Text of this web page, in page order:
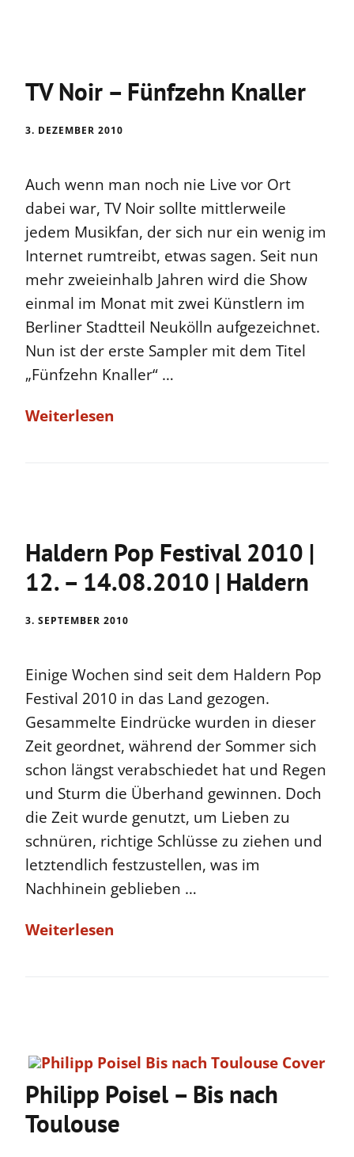
TV Noir – Fünfzehn Knaller
3. DEZEMBER 2010
Auch wenn man noch nie Live vor Ort
dabei war, TV Noir sollte mittlerweile
jedem Musikfan, der sich nur ein wenig im
Internet rumtreibt, etwas sagen. Seit nun
mehr zweieinhalb Jahren wird die Show
einmal im Monat mit zwei Künstlern im
Berliner Stadtteil Neukölln aufgezeichnet.
Nun ist der erste Sampler mit dem Titel
„Fünfzehn Knaller“ …
Weiterlesen
Haldern Pop Festival 2010 |
12. – 14.08.2010 | Haldern
3. SEPTEMBER 2010
Einige Wochen sind seit dem Haldern Pop
Festival 2010 in das Land gezogen.
Gesammelte Eindrücke wurden in dieser
Zeit geordnet, während der Sommer sich
schon längst verabschiedet hat und Regen
und Sturm die Überhand gewinnen. Doch
die Zeit wurde genutzt, um Lieben zu
schnüren, richtige Schlüsse zu ziehen und
letztendlich festzustellen, was im
Nachhinein geblieben …
Weiterlesen
Philipp Poisel – Bis nach
Toulouse